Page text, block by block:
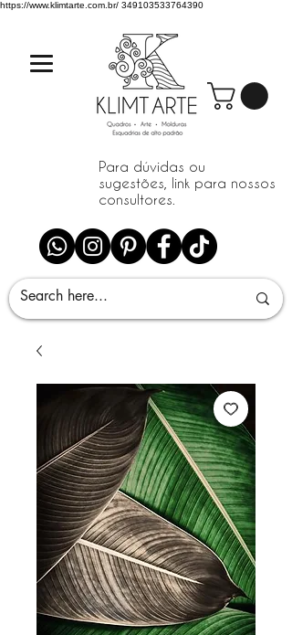
https://www.klimtarte.com.br/ 349103533764390
Para dúvidas ou
sugestões, link para nossos
consultores.